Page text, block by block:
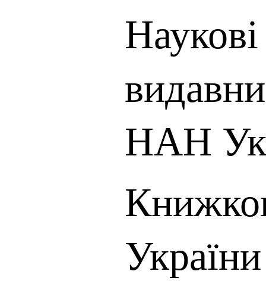
Наукові
НАН
України